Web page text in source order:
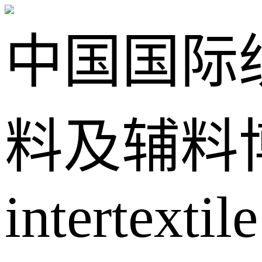
中国国际
料及辅料
intertextile